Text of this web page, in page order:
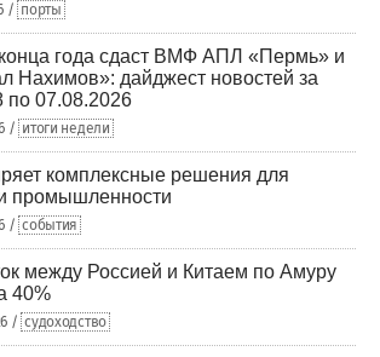
/ порты
года сдаст ВМФ АПЛ «Пермь» и
Нахимов»: дайджест новостей за
по 07.08.2026
/ итоги недели
комплексные решения для
промышленности
/ события
между Россией и Китаем по Амуру
40%
/ судоходство